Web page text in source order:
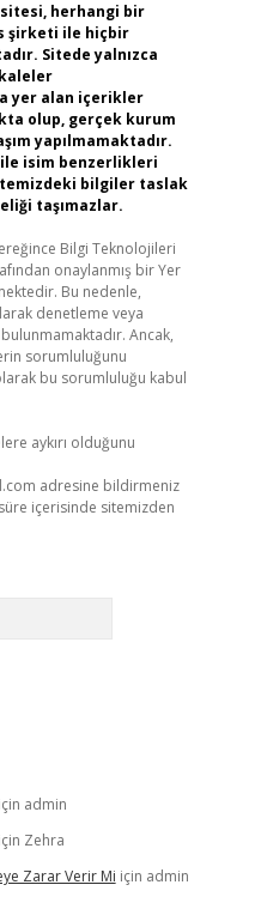
herhangi bir
şirketi ile hiçbir
Sitede yalnızca
yer alan içerikler
olup, gerçek kurum
yapılmamaktadır.
isim benzerlikleri
bilgiler taslak
taşımazlar.
Bilgi Teknolojileri
onaylanmış bir Yer
Bu nedenle,
denetleme veya
Ancak,
sorumluluğunu
bu sorumluluğu kabul
aykırı olduğunu
adresine bildirmeniz
içerisinde sitemizden
admin
Zehra
Zarar Verir Mi için admin